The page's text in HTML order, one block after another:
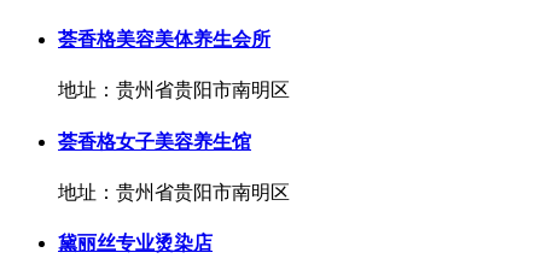
荟香格美容美体养生会所
地址：贵州省贵阳市南明区
荟香格女子美容养生馆
地址：贵州省贵阳市南明区
黛丽丝专业烫染店